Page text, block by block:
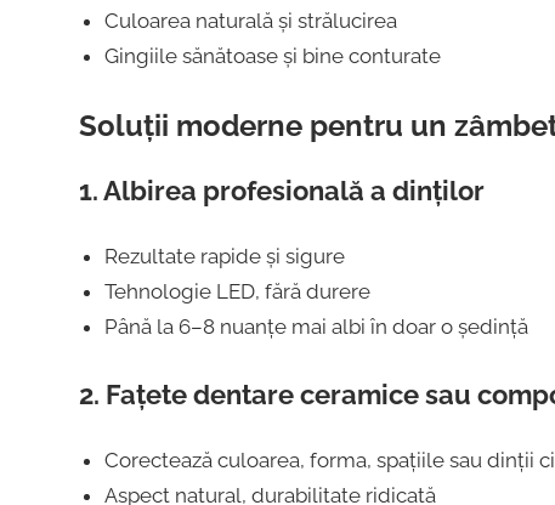
Culoarea naturală și strălucirea
Gingiile sănătoase și bine conturate
Soluții moderne pentru un
1.Albirea profesională a dinților
Rezultate rapide și sigure
Tehnologie LED, fără durere
Până la 6–8 nuanțe mai albi în doar o ședință
2. Fațete dentare ceramice sau
Corectează culoarea, forma, spațiile sau dinții
Aspect natural, durabilitate ridicată